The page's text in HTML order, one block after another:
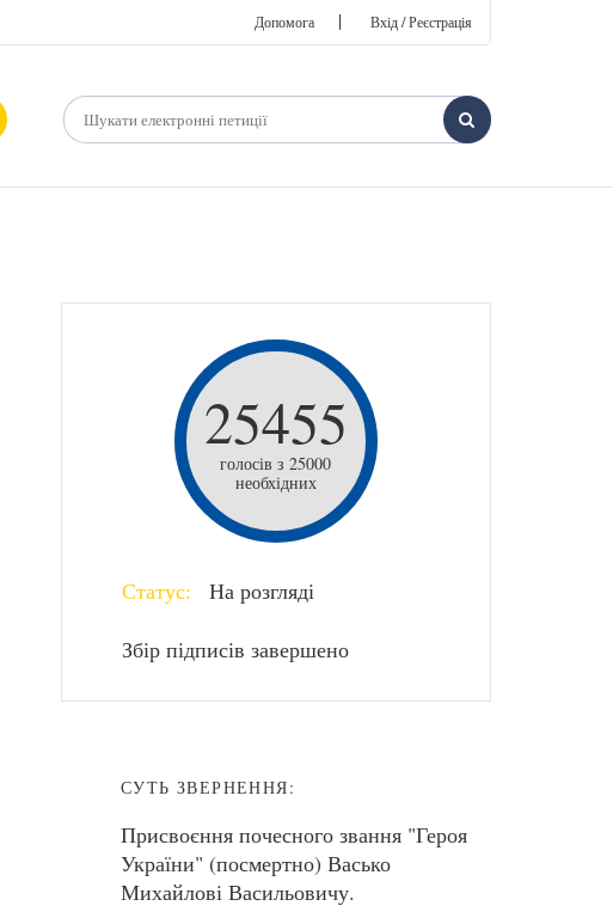
Допомога | Вхід / Реєстрація
25455
голосів з 25000
необхідних
Статус: На розгляді
Збір підписів завершено
СУТЬ ЗВЕРНЕННЯ:
Присвоєння почесного звання "Героя
України" (посмертно) Васько
Михайлові Васильовичу.